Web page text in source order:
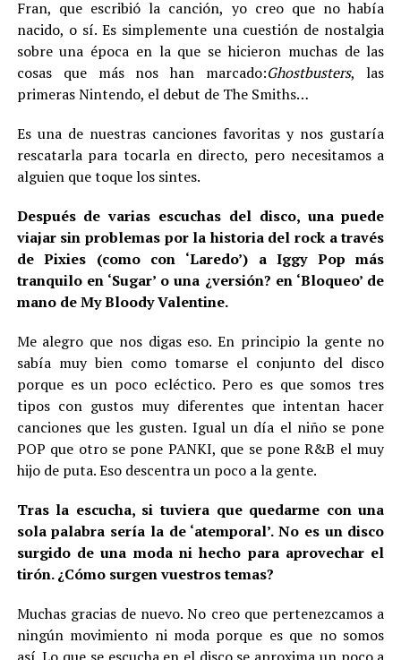
Fran, que escribió la canción, yo creo que no había
nacido, o sí. Es simplemente una cuestión de nostalgia
sobre una época en la que se hicieron muchas de las
cosas que más nos han marcado:Ghostbusters, las
primeras Nintendo, el debut de The Smiths…
Es una de nuestras canciones favoritas y nos gustaría
rescatarla para tocarla en directo, pero necesitamos a
alguien que toque los sintes.
Después de varias escuchas del disco, una puede
viajar sin problemas por la historia del rock a través
de Pixies (como con ‘Laredo’) a Iggy Pop más
tranquilo en ‘Sugar’ o una ¿versión? en ‘Bloqueo’ de
mano de My Bloody Valentine.
Me alegro que nos digas eso. En principio la gente no
sabía muy bien como tomarse el conjunto del disco
porque es un poco ecléctico. Pero es que somos tres
tipos con gustos muy diferentes que intentan hacer
canciones que les gusten. Igual un día el niño se pone
POP que otro se pone PANKI, que se pone R&B el muy
hijo de puta. Eso descentra un poco a la gente.
Tras la escucha, si tuviera que quedarme con una
sola palabra sería la de ‘atemporal’. No es un disco
surgido de una moda ni hecho para aprovechar el
tirón. ¿Cómo surgen vuestros temas?
Muchas gracias de nuevo. No creo que pertenezcamos a
ningún movimiento ni moda porque es que no somos